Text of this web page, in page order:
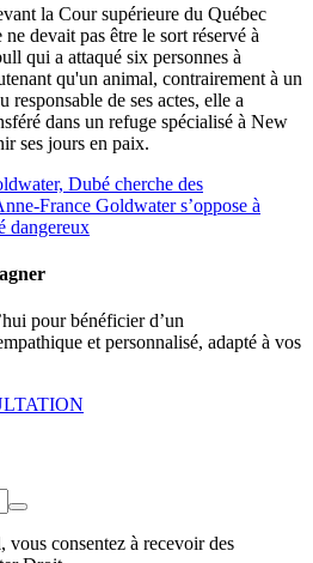
la Cour supérieure du Québec
devait pas être le sort réservé à
qui a attaqué six personnes à
qu'un animal, contrairement à un
responsable de ses actes, elle a
dans un refuge spécialisé à New
ses jours en paix.
Dubé cherche des
France Goldwater s’oppose à
dangereux
pour bénéficier d’un
et personnalisé, adapté à vos
consentez à recevoir des